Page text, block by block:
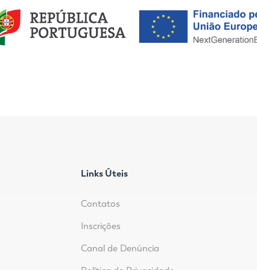
Links Úteis
Contatos
Inscrições
Canal de Denúncia